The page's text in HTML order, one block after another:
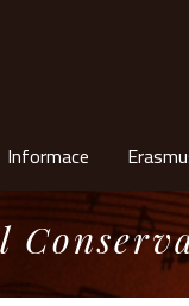
Informace